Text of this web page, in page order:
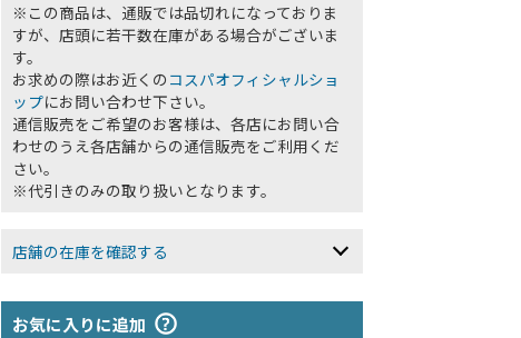
※この商品は、通販では品切れになっておりま
すが、店頭に若干数在庫がある場合がございま
す。
お求めの際はお近くの コスパオフィシャルショ
ップにお問い合わせ下さい。
通信販売をご希望のお客様は、各店にお問い合
わせのうえ各店舗からの通信販売をご利用くだ
さい。
※代引きのみの取り扱いとなります。
店舗の在庫を確認する
お気に入りに追加